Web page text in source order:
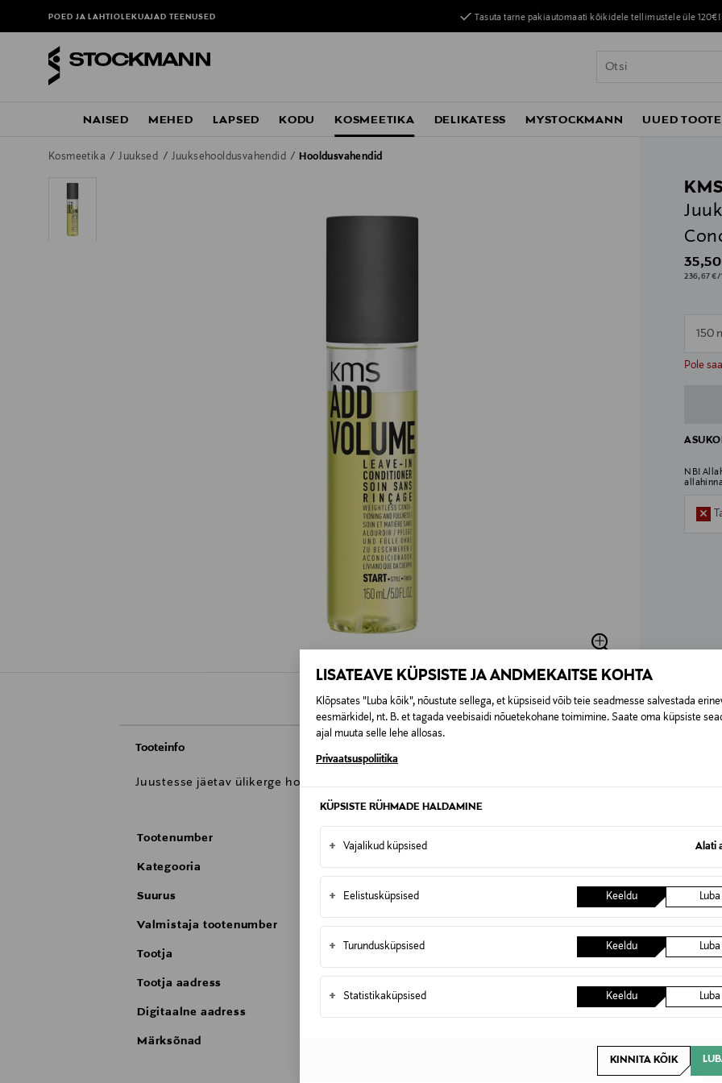
LISATEAVE KÜPSISTE JA ANDMEKAITSE KOHTA
Klõpsates "Luba kõik", nõustute sellega, et küpsiseid võib teie seadmesse salvestada
eesmärkidel, nt. B. et tagada veebisaidi nõuetekohane toimimine. Saate oma küpsiste
ajal muuta selle lehe allosas.
Privaatsuspoliitika
KÜPSISTE RÜHMADE HALDAMINE
+ Vajalikud küpsised Alati
+ Eelistusküpsised Keeldu Luba
+ Turundusküpsised Keeldu Luba
+ Statistikaküpsised Keeldu Luba
KINNITA KÕIK
POED JA LAHTIOLEKUAJADTEENUSED Tasuta tarne pakiautomaati kõikidele tellimustele üle 120€!
NAISED MEHED LAPSED KODU KOSMEETIKA DELIKATESS MYSTOCKMANN UUED
Kosmeetika Juuksed Juuksehooldusvahendid Hooldusvahendid
KMS
236,67 €/1l
150
Pole
NB!
Tooteinfo
Juustesse jäetav ülikerge hooldav juuksesprei tihendab ja tugevdab õhukesi juukseid.
Tootenumber
Kategooria Juustesse jäetav hooldussprei
Suurus
Valmistaja tootenumber 117014
Tootja Kao Finland Oy
Tootja aadress Unioninkatu 24, 00130,
Digitaalne aadress
Märksõnad